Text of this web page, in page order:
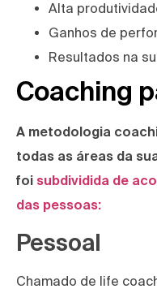
Alta
Ganhos de
Resultados na
Coaching
A metodologia
todas as áreas da
foi subdividida de
das pessoas:
Pessoal
Chamado de life